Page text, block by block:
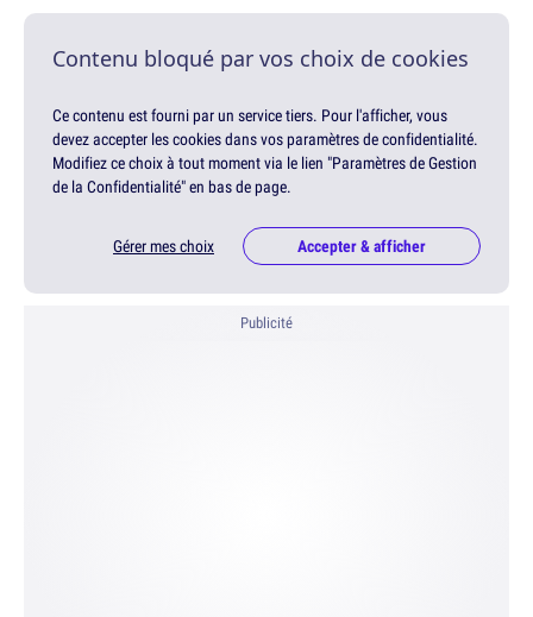
Contenu bloqué par vos choix de cookies
Ce contenu est fourni par un service tiers. Pour l'afficher, vous
devez accepter les cookies dans vos paramètres de confidentialité.
Modifiez ce choix à tout moment via le lien "Paramètres de Gestion
de la Confidentialité" en bas de page.
Gérer mes choix Accepter & afficher
Publicité